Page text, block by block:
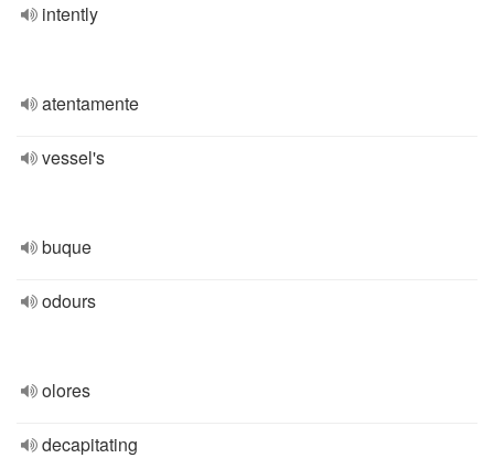
intently
atentamente
vessel's
buque
odours
olores
decapitating